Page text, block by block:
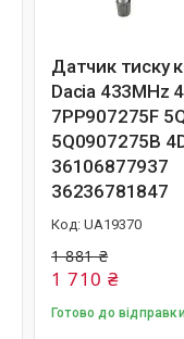
Датчик тиску
Dacia 433MHz
7PP907275F
5Q0907275B
36106877937
36236781847
UA19370
1 881 ₴
1 710 ₴
Готово до відправки